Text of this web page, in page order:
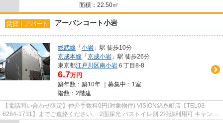
面積：22.50㎡
賃貸｜アパート アーバンコート小岩
総武線 「小岩 」駅 徒歩10分
京成本線 「京成小岩 」駅 徒歩26分
東京都江戸川区南小岩 ６丁目8-8
6.7万円
築年数：築10年 ｜募集中： 1室
階数：2階建
【電話問い合わせ限定】仲介手数料0円(対象物件) VISION錦糸町店【TEL03-
6284-1731】までご連絡ください。 2面採光 バストイレ別 2沿線利用可 キャンペ